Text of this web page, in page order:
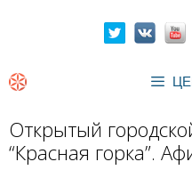
Открытый
“Красная горка”.